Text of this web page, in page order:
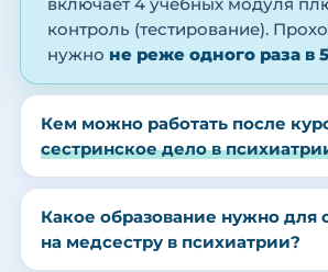
включает 4 учебных модуля
контроль (тестирование).
нужно не реже одного раза в
Кем можно работать после
сестринское дело в
Какое образование нужно для
на медсестру в психиатрии?